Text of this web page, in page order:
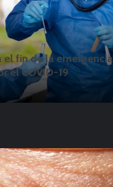
el fin de la emergencia
el COVID-19